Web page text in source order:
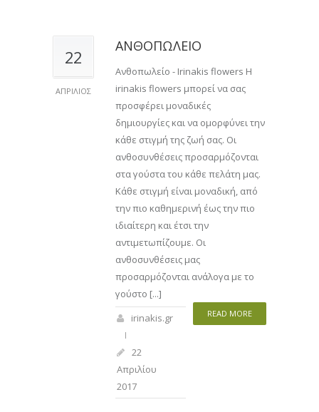
22
ΑΠΡΊΛΙΟΣ
ΑΝΘΟΠΩΛΕΙΟ
Ανθοπωλείο - Irinakis flowers Η
irinakis flowers μπορεί να σας
προσφέρει μοναδικές
δημιουργίες και να ομορφύνει την
κάθε στιγμή της ζωή σας. Οι
ανθοσυνθέσεις προσαρμόζονται
στα γούστα του κάθε πελάτη μας.
Κάθε στιγμή είναι μοναδική, από
την πιο καθημερινή έως την πιο
ιδιαίτερη και έτσι την
αντιμετωπίζουμε. Οι
ανθοσυνθέσεις μας
προσαρμόζονται ανάλογα με το
γούστο [...]
READ MORE
irinakis.gr
22
Απριλίου
2017